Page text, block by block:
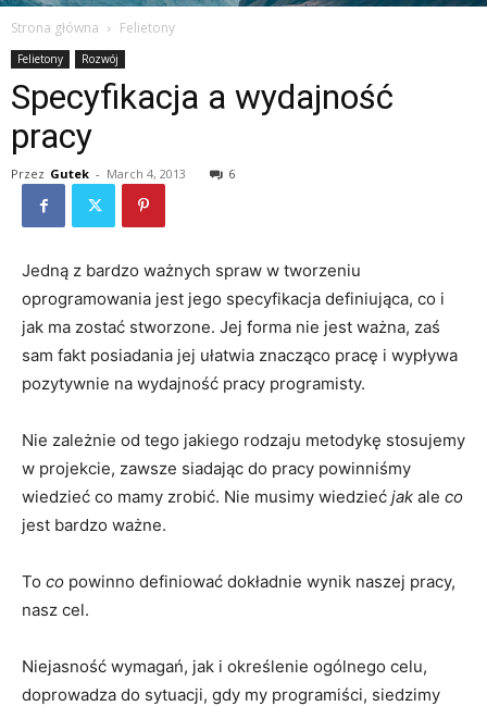
Strona główna Felietony
Felietony Rozwój
Specyfikacja a wydajność
pracy
Przez Gutek - March 4, 2013 6
Jedną z bardzo ważnych spraw w tworzeniu
oprogramowania jest jego specyfikacja definiująca, co i
jak ma zostać stworzone. Jej forma nie jest ważna, zaś
sam fakt posiadania jej ułatwia znacząco pracę i wypływa
pozytywnie na wydajność pracy programisty.
Nie zależnie od tego jakiego rodzaju metodykę stosujemy
w projekcie, zawsze siadając do pracy powinniśmy
wiedzieć co mamy zrobić. Nie musimy wiedzieć jak ale co
jest bardzo ważne.
To co powinno definiować dokładnie wynik naszej pracy,
nasz cel.
Niejasność wymagań, jak i określenie ogólnego celu,
doprowadza do sytuacji, gdy my programiści, siedzimy